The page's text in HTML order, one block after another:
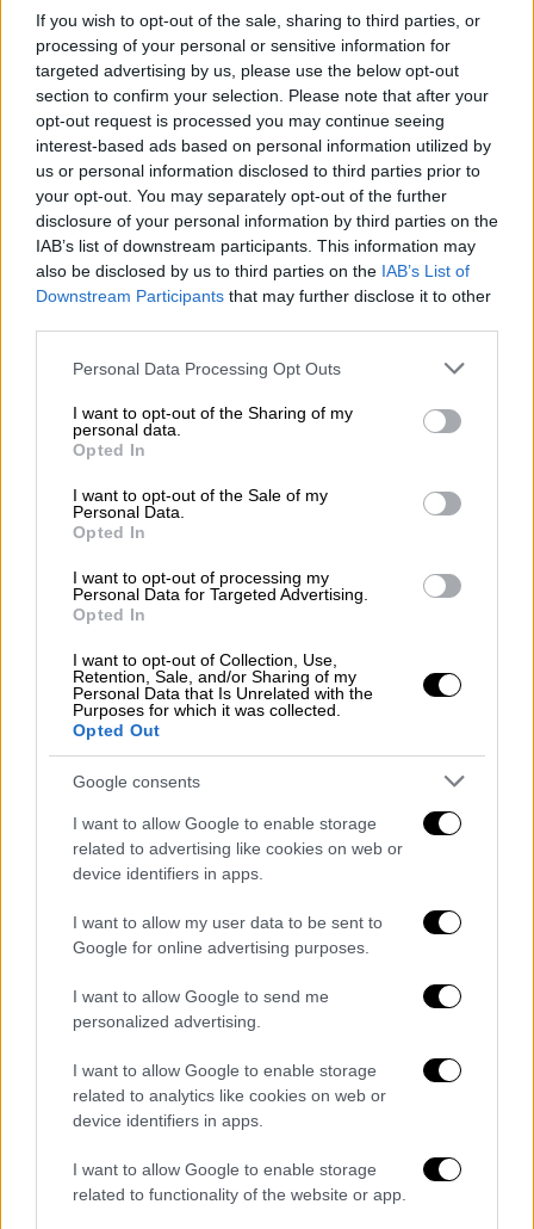
If you wish to opt-out of the sale, sharing to third parties, or
processing of your personal or sensitive information for
targeted advertising by us, please use the below opt-out
section to confirm your selection. Please note that after your
opt-out request is processed you may continue seeing
interest-based ads based on personal information utilized by
us or personal information disclosed to third parties prior to
your opt-out. You may separately opt-out of the further
disclosure of your personal information by third parties on the
IAB’s list of downstream participants. This information may
also be disclosed by us to third parties on the IAB’s List of
Downstream Participants that may further disclose it to other
Please note that this website/app uses one or more Google
not limited to your visit or usage behaviour. You may click to
grant or deny consent to Google and its third-party tags to
use your data for below specified purposes in below Google
consent section.
Personal Data Processing Opt Outs
I want to opt-out of the Sharing of my
personal data.
Opted In
I want to opt-out of the Sale of my
Personal Data.
Opted In
I want to opt-out of processing my
Personal Data for Targeted Advertising.
Opted In
I want to opt-out of Collection, Use,
Retention, Sale, and/or Sharing of my
Personal Data that Is Unrelated with the
Purposes for which it was collected.
Opted Out
Google consents
I want to allow Google to enable storage
related to advertising like cookies on web or
device identifiers in apps.
I want to allow my user data to be sent to
Google for online advertising purposes.
I want to allow Google to send me
personalized advertising.
I want to allow Google to enable storage
related to analytics like cookies on web or
device identifiers in apps.
I want to allow Google to enable storage
related to functionality of the website or app.
Τσακλόγλου, «έγινε σύμφωνα με τη
διαδικασία που προβλέπει ο Ν. 4826/2021
«Ασφαλιστική Μεταρρύθμιση για τη Νέα
Γενιά», με ισχυρά εχέγγυα διαφάνειας και
αξιοκρατίας. Σκοπός είναι να αναδειχθεί από
το Συμβούλιο Επιλογής των υποψηφίων,ένα
Διοικητικό Συμβούλιο αποτελούμενο από
πρόσωπα υψηλού κύρους και επιστημονικής
κατάρτισηςμε σημαντική εμπειρία και
εξειδικευμένες γνώσεις, το οποίο θα
ανταποκρίνεται με επάρκεια στις αυξημένες
λειτουργικές και επιχειρησιακές απαιτήσεις
«Η αρμόδια επιτροπή της Βουλής επικύρωσε
Τεσσαρομάτη για τη θέση του προέδρου του
ΔΣ του ΤΕΚΑ. Πραγματικά, θεωρώ ότι ο κ.
στην κατάλληλη θέση, αφού έχει να επιδείξει
όχι μόνο μεγάλη εμπειρία στο χώρο της
διαχείρισης κεφαλαίων ασφαλιστικών
οργανισμών τόσο στην Ελλάδα όσο και στο
εξωτερικό, αλλά και αξιόλογη ακαδημαϊκή
σταδιοδρομία στο πεδίο των
Χρηματοοικονομικών»
υπογράμμισε ο κ.
Τσακλόγλου μετά την ολοκλήρωση της
διαδικασίας, προσθέτοντας ότι ο καθηγητής
χρηματοοικονομικής στο EDHEC Business
School επί μια δεκαετία, κ. Τεσσαρομάτης
«διετέλεσε Διευθύνων Σύμβουλος και
Διευθυντής Διαχείρισης της ΕΔΕΚΤ
Α.Ε.Π.Ε.Υ., υπήρξε στέλεχος σημαντικών
εταιρειών διαχείρισης κεφαλαίων στη
Μεγάλη Βρετανία (Gartmore Investment
Management, NatWest Investment
Management, Hermes Investment
Management)». «Εύχομαι ολόψυχα στον κ.
Τεσσαρομάτη και στα μέλη του ΔΣ, η